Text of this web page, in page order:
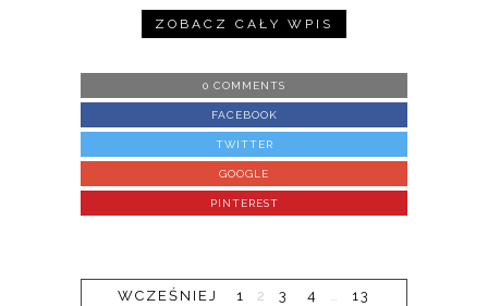
ZOBACZ CAŁY WPIS
0 COMMENTS
FACEBOOK
TWITTER
GOOGLE
PINTEREST
WCZEŚNIEJ 1 2 3 4 …
13